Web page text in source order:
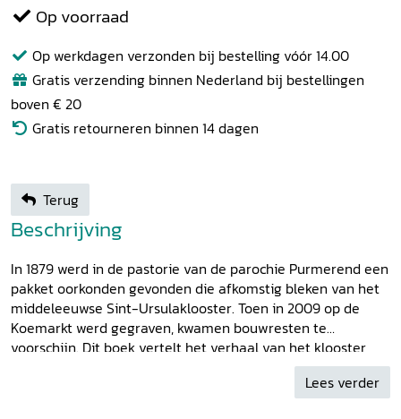
Op voorraad
Op werkdagen verzonden bij bestelling vóór 14.00
Gratis verzending binnen Nederland bij bestellingen
boven € 20
Gratis retourneren binnen 14 dagen
Terug
Beschrijving
In 1879 werd in de pastorie van de parochie Purmerend een
pakket oorkonden gevonden die afkomstig bleken van het
middeleeuwse Sint-Ursulaklooster. Toen in 2009 op de
Koemarkt werd gegraven, kwamen bouwresten te
voorschijn. Dit boek vertelt het verhaal van het klooster,
dat werd bevolkt door zusters van de orde van
boetvaardigheid (derde orde) van Sint-Franciscus. Het
Lees verder